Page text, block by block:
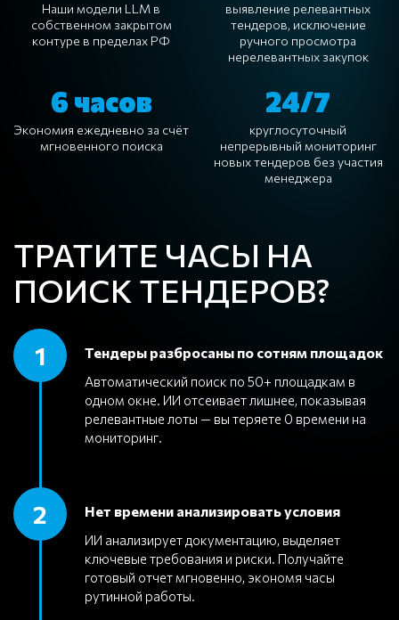
Наши модели LLM в
собственном закрытом
контуре в пределах РФ
выявление релевантных
тендеров, исключение
ручного просмотра
нерелевантных закупок
6 часов
Экономия ежедневно за счёт
мгновенного поиска
24/7
круглосуточный
непрерывный мониторинг
новых тендеров без участия
менеджера
ТРАТИТЕ ЧАСЫ НА
ПОИСК ТЕНДЕРОВ?
1 Тендеры разбросаны по сотням площадок
Автоматический поиск по 50+ площадкам в
одном окне. ИИ отсеивает лишнее, показывая
релевантные лоты — вы теряете 0 времени на
мониторинг.
2 Нет времени анализировать условия
ИИ анализирует документацию, выделяет
ключевые требования и риски. Получайте
готовый отчет мгновенно, экономя часы
рутинной работы.